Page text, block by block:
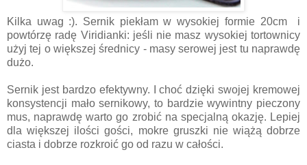
Kilka uwag :). Sernik piekłam w wysokiej formie 20cm i
powtórzę radę Viridianki: jeśli nie masz wysokiej tortownicy
użyj tej o większej średnicy - masy serowej jest tu naprawdę
dużo.
Sernik jest bardzo efektywny. I choć dzięki swojej kremowej
konsystencji mało sernikowy, to bardzie wywintny pieczony
mus, naprawdę warto go zrobić na specjalną okazję. Lepiej
dla większej ilości gości, mokre gruszki nie wiążą dobrze
ciasta i dobrze rozkroić go od razu w całości.